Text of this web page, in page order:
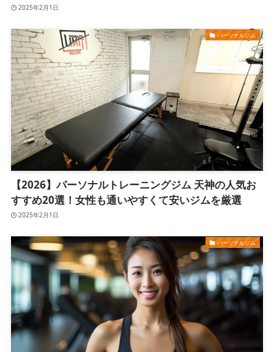
2025年2月1日
パーソナルジム
【2026】パーソナルトレーニングジム 天神の人気お
すすめ20選！女性も通いやすくて安いジムを厳選
2025年2月1日
パーソナルジム